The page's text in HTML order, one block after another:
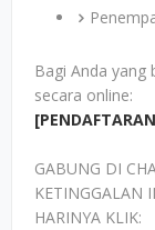
Bagi Anda
secara online:
GABUNG DI
KETINGGALAN
HARINYA KLIK: